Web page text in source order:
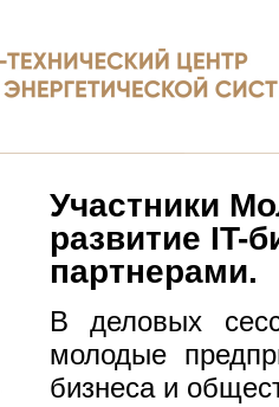
Участники
развитие IT-
партнерами.
В деловых
молодые
бизнеса и